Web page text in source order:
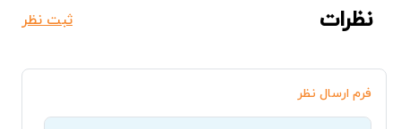
نظرات ثبت نظر
فرم ارسال نظر